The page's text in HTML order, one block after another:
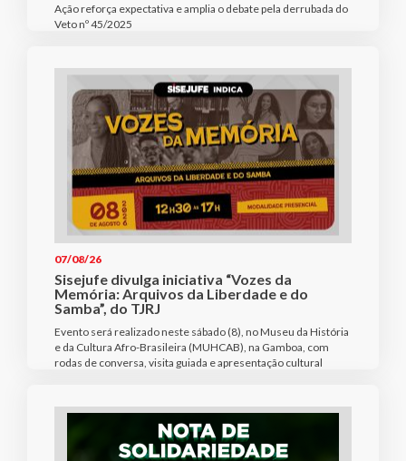
Ação reforça expectativa e amplia o debate pela derrubada do
Veto nº 45/2025
07/08/26
Sisejufe divulga iniciativa “Vozes da
Memória: Arquivos da Liberdade e do
Samba”, do TJRJ
Evento será realizado neste sábado (8), no Museu da História
e da Cultura Afro-Brasileira (MUHCAB), na Gamboa, com
rodas de conversa, visita guiada e apresentação cultural